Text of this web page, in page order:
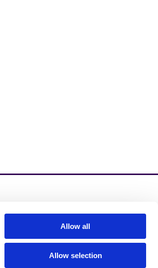
Allow all
Allow selection
zinzino.com